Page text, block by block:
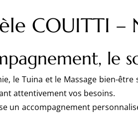
COUITTI
le
le Tuina et le Massage bien-
attentivement vos besoins.
un accompagnement